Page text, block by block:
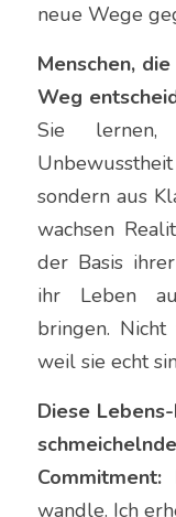
neue Wege
Menschen,
Weg
Sie
sondern aus
wachsen
der Basis
ihr Leben
bringen.
weil sie echt
Diese
Commitment:
wandle. Ich